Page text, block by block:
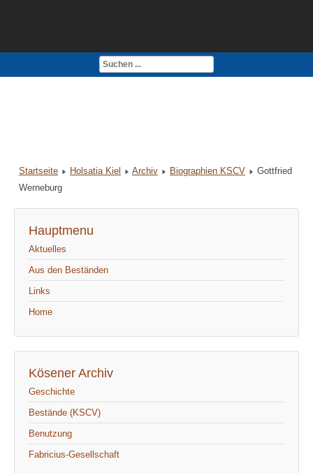
Impressum
Startseite Holsatia Kiel Archiv Biographien KSCV
Gottfried
Werneburg
Hauptmenu
Aktuelles
Aus den Beständen
Links
Home
Kösener Archiv
Geschichte
Bestände (KSCV)
Benutzung
Fabricius-Gesellschaft